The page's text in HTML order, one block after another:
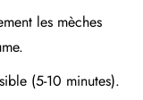
les mèches
(5-10 minutes).